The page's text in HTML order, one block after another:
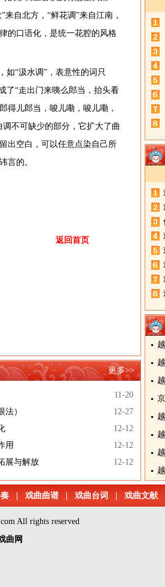
自北方，“鲜花调”来自江南，
的口语化，是统一花腔的风格
如“汲水调”，表意性的词只
了“走出门来咦么郎当，抬头看
得儿郎当，唆儿嘞，唆儿嘞，
不可缺少的部分，它扩大了曲
出空白，可以任意点染自己所
言的。
返回首页
更多>>
11-20
12-27
法）
12-12
12-12
用
12-12
展与解放
戏曲曲谱 戏曲台词 戏曲文献
All rights reserved
曲网